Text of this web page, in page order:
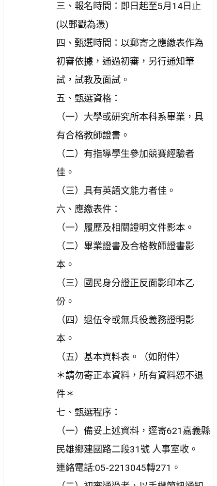
三、報名時間：即日起至5月14日止
(以郵戳為憑)
四、甄選時間：以郵寄之應繳表作為
初審依據，通過初審，另行通知筆
試，試教及面試。
五、甄選資格：
（一）大學或研究所本科系畢業，具
有合格教師證書。
（二）有指導學生參加競賽經驗者
佳。
（三）具有英語文能力者佳。
六、應繳表件：
（一）履歷及相關證明文件影本。
（二）畢業證書及合格教師證書影
本。
（三）國民身分證正反面影印本乙
份。
（四）退伍令或無兵役義務證明影
本。
（五）基本資料表。（如附件）
＊請勿寄正本資料，所有資料恕不退
件＊
七、甄選程序：
（一）備妥上述資料，逕寄621嘉義縣
民雄鄉建國路二段31號 人事室收。
連絡電話:05-2213045轉271。